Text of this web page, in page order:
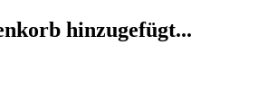
hinzugefügt...